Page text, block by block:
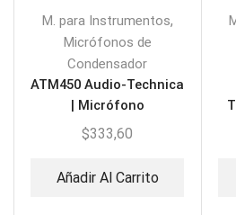
M. para Instrumentos,
Micrófonos de
Condensador
ATM450 Audio-Technica
| Micrófono
Condensador para
$333,60
Añadir Al Carrito